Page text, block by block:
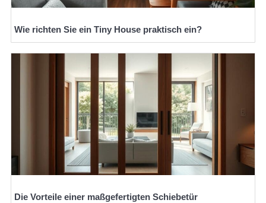
Wie richten Sie ein Tiny House praktisch ein?
Die Vorteile einer maßgefertigten Schiebetür